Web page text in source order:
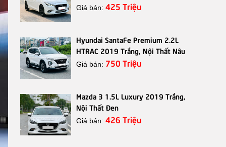
Giá bán: 425 Triệu
Hyundai SantaFe Premium 2.2L
HTRAC 2019 Trắng, Nội Thất Nâu
Giá bán: 750 Triệu
Mazda 3 1.5L Luxury 2019 Trắng,
Nội Thất Đen
Giá bán: 426 Triệu